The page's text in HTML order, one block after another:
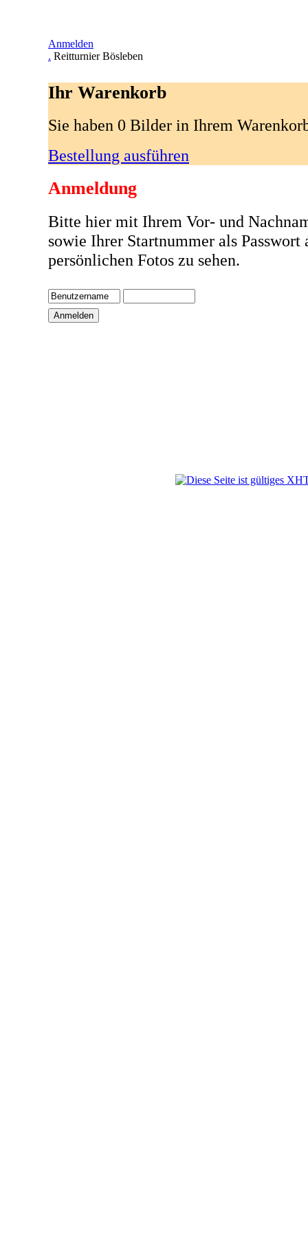
Anmelden
. Reitturnier Bösleben
Ihr Warenkorb
Sie haben 0 Bilder in Ihrem
Bestellung ausführen
Anmeldung
Bitte hier mit Ihrem Vor- und
sowie Ihrer Startnummer als Passwort
persönlichen Fotos zu sehen.